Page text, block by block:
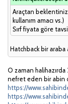
Araçtan
kullanım amacı vs.)
Sırf fiyata göre
Hatchback bir araba
O zaman halihazırda
nefret eden bir abin
https://
https://